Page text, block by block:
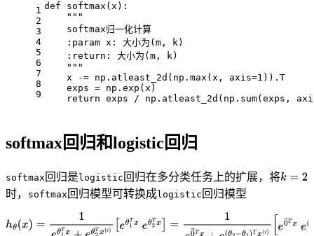
1
2
3
4
5
6
7
8
9
def softmax(x):
    """
    softmax归一化计算
    :param x: 大小为(m, k)
    :return: 大小为(m, k)
    """
    x -= np.atleast_2d(np.max(x, axis=1)).T
    exps = np.exp(x)
return exps / np.atleast_2d(np.sum(exps,
softmax回归和logistic回归
softmax 回归是 logistic 回归在多分类任务上的扩展，将
时，
softmax 回归模型可转换成logistic 回归模型